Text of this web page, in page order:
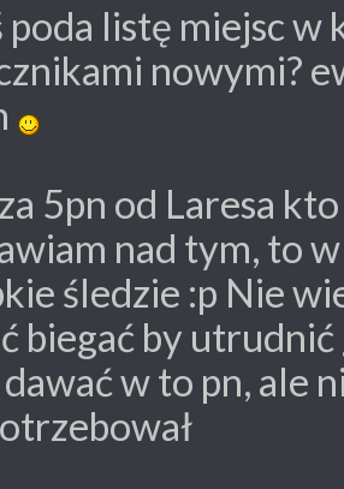
poda listę miejsc
nowymi?
5pn od Laresa
nad tym, to
śledzie :p Nie
biegać by utrudnić
w to pn, ale